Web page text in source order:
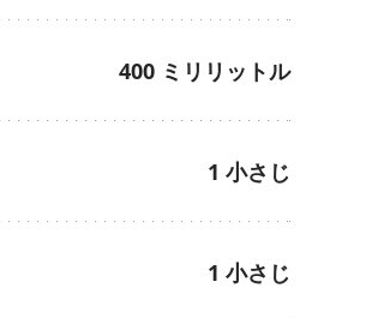
400 ミリリットル
1 小さじ
1 小さじ